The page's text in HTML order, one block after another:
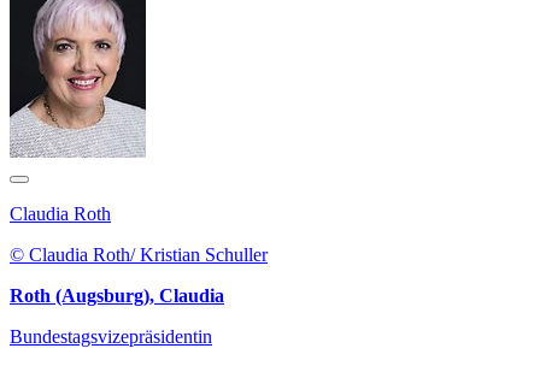
Claudia Roth
© Claudia Roth/ Kristian Schuller
Roth (Augsburg), Claudia
Bundestagsvizepräsidentin